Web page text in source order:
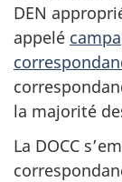
DEN
appelé
la majorité
La DOCC